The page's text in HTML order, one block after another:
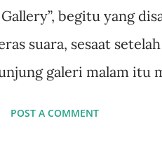
istilah Abed al-
(teks otoritatif). [6]
fiqh hanya berkutat
begitu yang
suara, sesaat
galeri malam itu
POST A COMMENT